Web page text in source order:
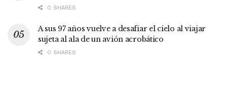
0 SHARES
A sus 97 años vuelve a desafiar el cielo al viajar
sujeta al ala de un avión acrobático
0 SHARES